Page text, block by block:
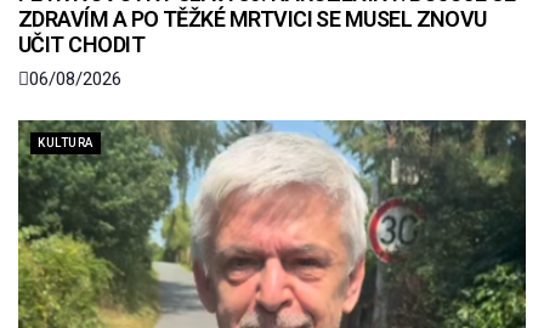
ZDRAVÍM A PO TĚŽKÉ MRTVICI SE MUSEL ZNOVU
UČIT CHODIT
06/08/2026
KULTURA